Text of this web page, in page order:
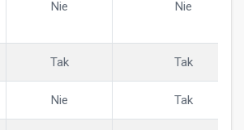
Nie Nie
Tak Tak
Nie Tak